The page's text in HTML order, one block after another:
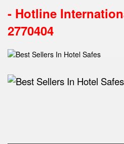
- Hotline
2770404